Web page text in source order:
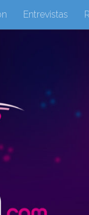
Entrevistas
Rincón